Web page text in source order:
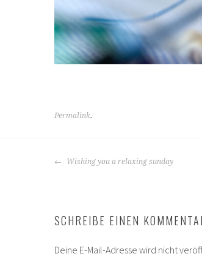
Permalink.
BEITRAGS-
Wishing you a relaxing sunday
SCHREIBE EINEN
Deine E-Mail-Adresse wird nicht